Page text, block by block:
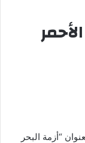
“أزمة البحر